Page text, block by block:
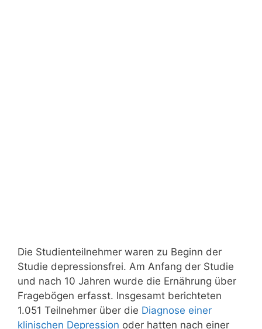
Die Studienteilnehmer waren zu Beginn der
Studie depressionsfrei. Am Anfang der Studie
und nach 10 Jahren wurde die Ernährung über
Fragebögen erfasst. Insgesamt berichteten
1.051 Teilnehmer über die Diagnose einer
klinischen Depression oder hatten nach einer